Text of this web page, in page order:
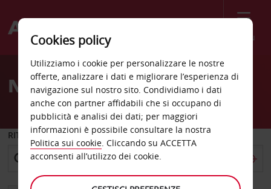
Menù
Welcome
AvisNoleggio auto Kasane
RITIRO DA
Cookies policy
Utilizziamo i cookie per personalizzare le nostre
offerte, analizzare i dati e migliorare l’esperienza di
navigazione sul nostro sito. Condividiamo i dati
anche con partner affidabili che si occupano di
pubblicità e analisi dei dati; per maggiori
informazioni è possibile consultare la nostra
Politica sui cookie. Cliccando su ACCETTA
acconsenti all’utilizzo dei cookie.